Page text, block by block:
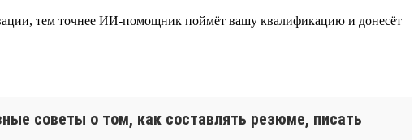
тем точнее ИИ-помощник поймёт вашу квалификацию и донесёт
советы о том, как составлять резюме, писать